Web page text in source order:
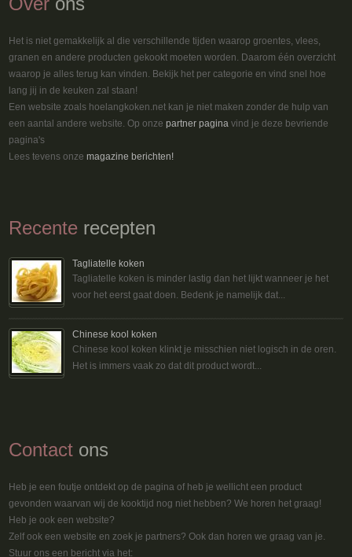
Het is niet gemakkelijk al die verschillende tijden waarop groentes, vlees,
granen en andere producten gekookt moeten worden. Daarom één overzicht
waarop je alles terug kan vinden. Bekijk het per categorie en vind snel hoe
lang jij in de keuken zal staan!
Een website zoals hoelangkoken.net kan je niet maken zonder de hulp van
een aantal andere website. Op onzepartner pagina vind je deze bevriende
pagina's
Lees tevens onzemagazine berichten!
Recente recepten
Tagliatelle koken
Tagliatelle koken is minder lastig dan het lijkt wanneer je het
voor het eerst gaat doen. Bedenk je namelijk dat...
Chinese kool koken
Chinese kool koken klinkt je misschien niet logisch in de oren.
Het is immers vaak zo dat dit product wordt...
Contact ons
Heb je een foutje ontdekt op de pagina of heb je wellicht een product
gevonden waarvan wij de kooktijd nog niet hebben? We horen het graag!
Heb je ook een website?
Zelf ook een website en zoek je partners? Ook dan horen we graag van je.
Stuur ons een bericht via het: